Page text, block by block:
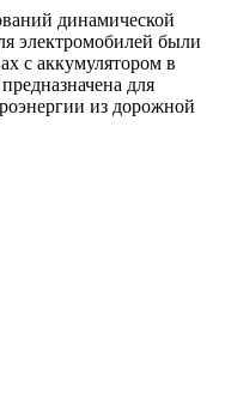
динамической
электромобилей были
с аккумулятором в
для
из дорожной